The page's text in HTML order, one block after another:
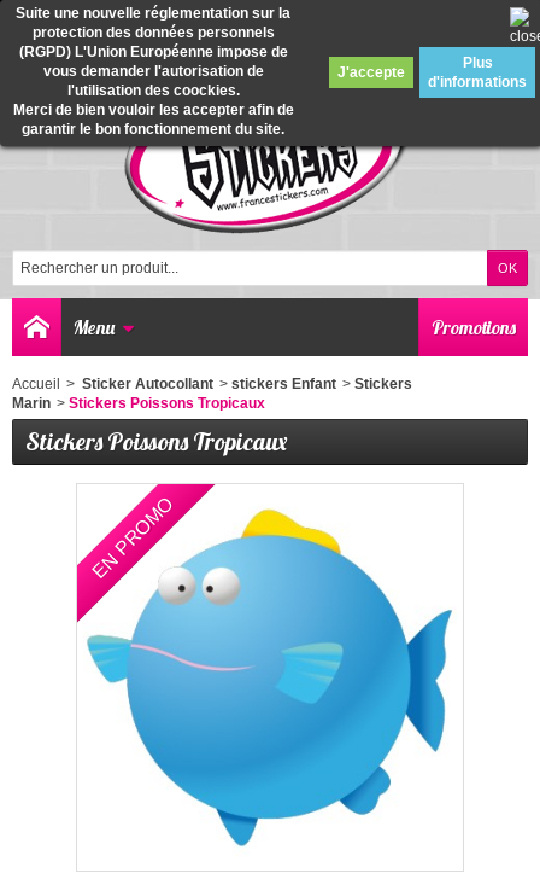
Menu Promotions
Suite une nouvelle réglementation sur la
protection des données personnels
(RGPD) L'Union Européenne impose de
vous demander l'autorisation de
l'utilisation des coockies.
Merci de bien vouloir les accepter afin de
garantir le bon fonctionnement du site.
J'accepte
Plus
d'informations
Accueil > Sticker Autocollant > stickers Enfant > Stickers
Marin > Stickers Poissons Tropicaux
Stickers Poissons Tropicaux
EN PROMO